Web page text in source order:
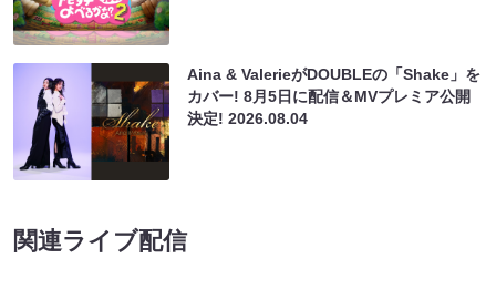
Aina & ValerieがDOUBLEの「Shake」を
カバー! 8月5日に配信＆MVプレミア公開
決定!2026.08.04
関連ライブ配信